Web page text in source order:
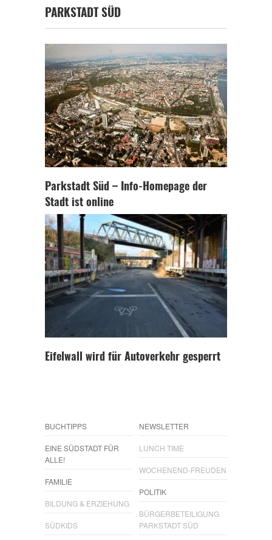
PARKSTADT SÜD
Parkstadt Süd – Info-Homepage der
Stadt ist online
Eifelwall wird für Autoverkehr gesperrt
BUCHTIPPS
EINE SÜDSTADT FÜR
ALLE!
FAMILIE
BILDUNG & ERZIEHUNG
SÜDKIDS
NEWSLETTER
LUNCH TIME
WOCHENEND-FREUDEN
POLITIK
BÜRGERBETEILIGUNG
PARKSTADT SÜD